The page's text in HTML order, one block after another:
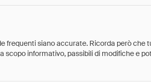
siano accurate. Ricorda però
informativo, passibili di modifiche e